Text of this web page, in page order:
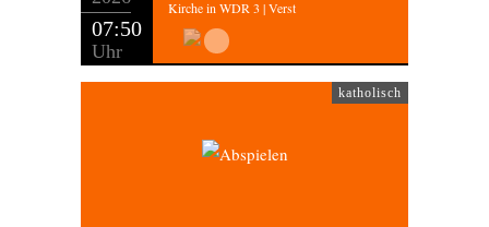
07:50
Uhr
Kirche in WDR 3 | Verst
katholisch